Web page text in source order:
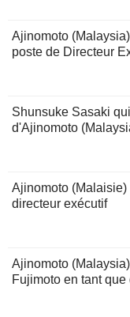
Ajinomoto
poste de Directeur
Shunsuke Sasaki
d'Ajinomoto
Ajinomoto
directeur exécutif
Ajinomoto
Fujimoto en tant